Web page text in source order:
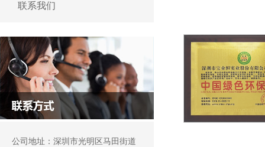
联系我们
公司地址：深圳市光明区马田街道